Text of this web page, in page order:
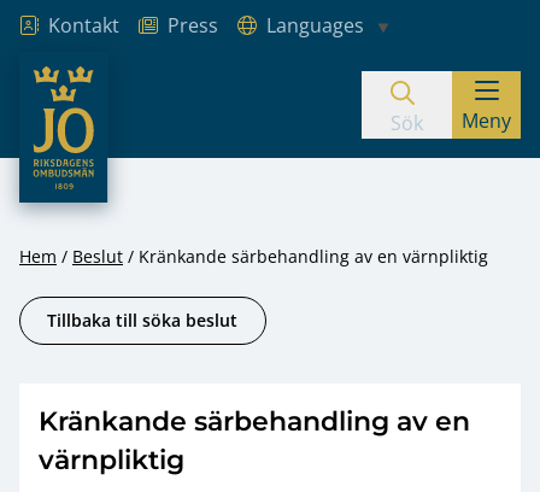
Hoppa till innehåll
Kontakt Press
Languages
JO – Riksdagens Ombudsmän
Sök Meny
Hem Beslut Kränkande särbehandling av en värnpliktig
Tillbaka till söka beslut
Kränkande särbehandling av en
värnpliktig